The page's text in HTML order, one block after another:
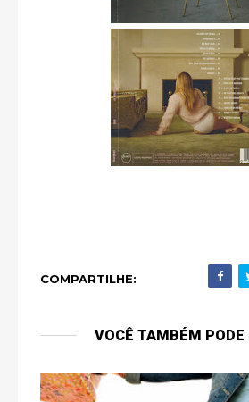
COMPARTILHE:
VOCÊ TAMBÉM PODE